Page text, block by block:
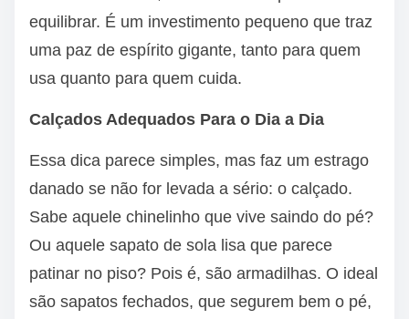
equilibrar. É um investimento pequeno que traz
uma paz de espírito gigante, tanto para quem
usa quanto para quem cuida.
Calçados Adequados Para o Dia a Dia
Essa dica parece simples, mas faz um estrago
danado se não for levada a sério: o calçado.
Sabe aquele chinelinho que vive saindo do pé?
Ou aquele sapato de sola lisa que parece
patinar no piso? Pois é, são armadilhas. O ideal
são sapatos fechados, que segurem bem o pé,